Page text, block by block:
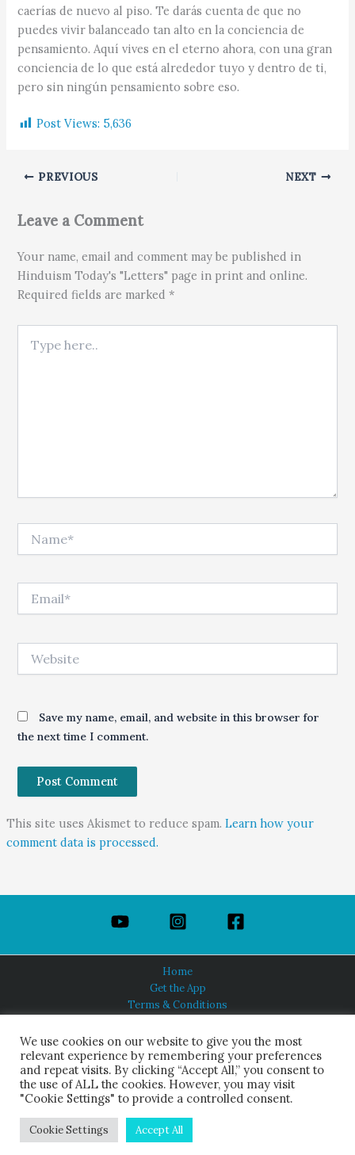
caerías de nuevo al piso. Te darás cuenta de que no
puedes vivir balanceado tan alto en la conciencia de
pensamiento. Aquí vives en el eterno ahora, con una gran
conciencia de lo que está alrededor tuyo y dentro de ti,
pero sin ningún pensamiento sobre eso.
Post Views: 5,636
PREVIOUS NEXT
Leave a Comment
Your name, email and comment may be published in
Hinduism Today's "Letters" page in print and online.
Required fields are marked *
Save my name, email, and website in this browser for
the next time I comment.
This site uses Akismet to reduce spam. Learn how your
comment data is processed.
Home
Get the App
Terms & Conditions
About Us
HINDUISM TODAY®
© 2026 Himalayan Academy Publications. All Rights Reserved.
We use cookies on our website to give you the most
relevant experience by remembering your preferences
and repeat visits. By clicking “Accept All,” you consent to
the use of ALL the cookies. However, you may visit
"Cookie Settings" to provide a controlled consent.
Cookie Settings Accept All